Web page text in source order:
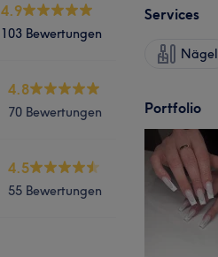
4.9
103 Bewertungen
4.8
70 Bewertungen
4.5
55 Bewertungen
Services
Nägel
Portfolio